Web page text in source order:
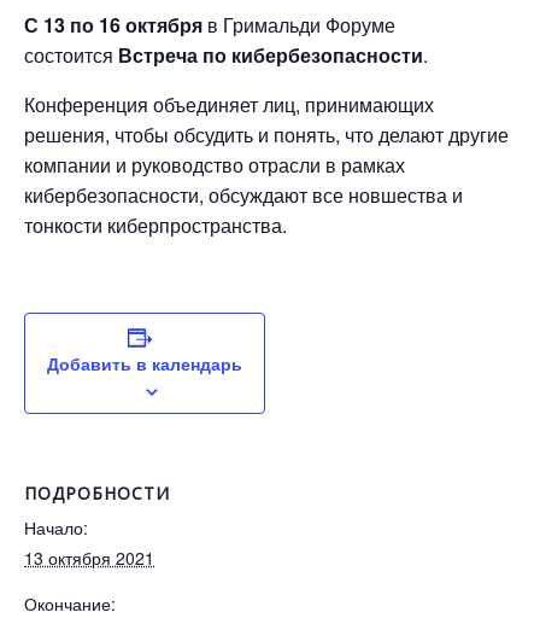
С 13 по 16 октября в Гримальди Форуме
состоится Встреча по кибербезопасности.
Конференция объединяет лиц, принимающих
решения, чтобы обсудить и понять, что делают другие
компании и руководство отрасли в рамках
кибербезопасности, обсуждают все новшества и
тонкости киберпространства.
Добавить в календарь
ПОДРОБНОСТИ
Начало:
13 октября 2021
Окончание: